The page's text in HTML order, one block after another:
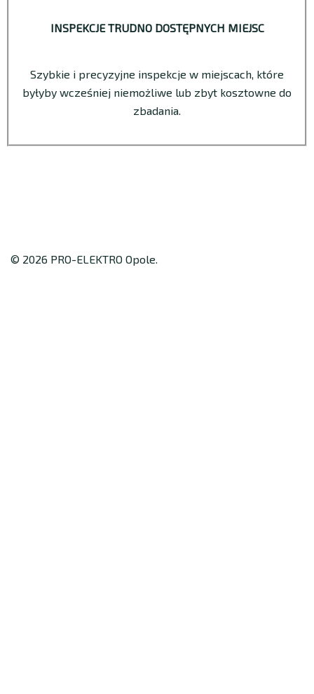
INSPEKCJE TRUDNO DOSTĘPNYCH MIEJSC
Szybkie i precyzyjne inspekcje w miejscach, które
byłyby wcześniej niemożliwe lub zbyt kosztowne do
zbadania.
© 2026 PRO-ELEKTRO Opole.